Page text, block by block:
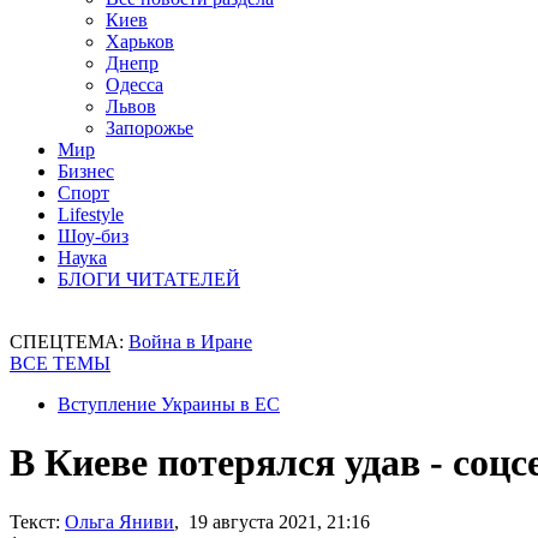
Киев
Харьков
Днепр
Одесса
Львов
Запорожье
Мир
Бизнес
Спорт
Lifestyle
Шоу-биз
Наука
БЛОГИ ЧИТАТЕЛЕЙ
СПЕЦТЕМА: Война в Иране
ВСЕ ТЕМЫ
Вступление Украины в ЕС
В Киеве потерялся удав -
Текст: Ольга Яниви, 19 августа 2021, 21:16